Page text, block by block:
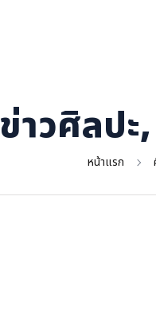
ข่าวศิลป
หน้าแรก